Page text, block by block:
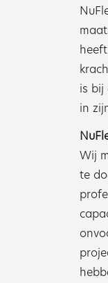
is bij
in
Wij
te